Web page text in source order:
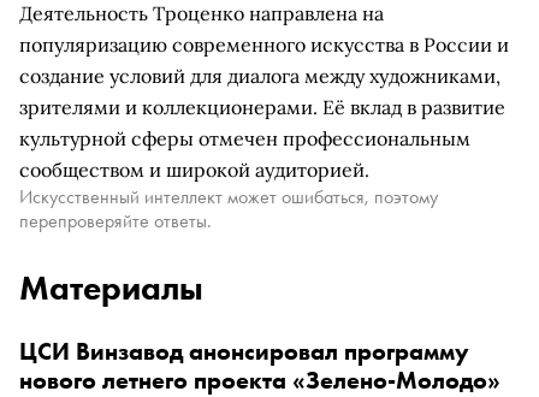
Деятельность Троценко направлена на
популяризацию современного искусства в России и
создание условий для диалога между художниками,
зрителями и коллекционерами. Её вклад в развитие
культурной сферы отмечен профессиональным
сообществом и широкой аудиторией.
Искусственный интеллект может ошибаться, поэтому
перепроверяйте ответы.
Материалы
ЦСИ Винзавод анонсировал программу
нового летнего проекта «Зелено-Молодо»